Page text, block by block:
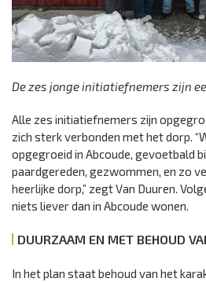
De zes jonge initiatiefnemers zijn
Alle zes initiatiefnemers zijn
zich sterk verbonden met het dorp.
opgegroeid in Abcoude, gevoetbald bij
paardgereden, gezwommen, en zo
heerlijke dorp,” zegt Van Duuren.
niets liever dan in Abcoude wonen.
DUURZAAM EN MET BEHOUD
In het plan staat behoud van het